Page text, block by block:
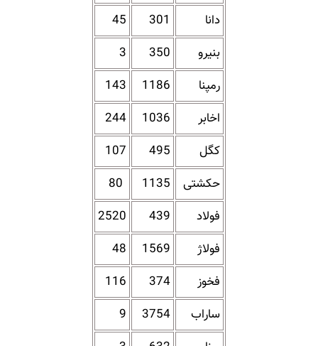
دانا
301
45
بنیرو
350
3
رمپنا
1186
143
اخابر
1036
244
کگل
495
107
حکشتی‌
1135
فولاد
439
2520
فولاژ
1569
48
فخوز
374
116
ساراب
3754
9